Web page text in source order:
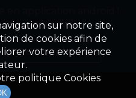
sur notre site,
de cookies afin de
votre expérience
politique Cookies
pour l'installer.
l'application